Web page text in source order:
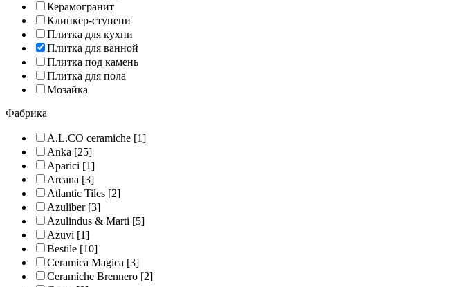
Керамогранит
Клинкер-ступени
Плитка для кухни
Плитка для ванной
Плитка под камень
Плитка для пола
Мозайка
Фабрика
A.L.CO ceramiche [1]
Anka [25]
Aparici [1]
Arcana [3]
Atlantic Tiles [2]
Azuliber[3]
Azulindus & Marti [5]
Azuvi [1]
Bestile [10]
Ceramica Magica [3]
Ceramiche Brennero [2]